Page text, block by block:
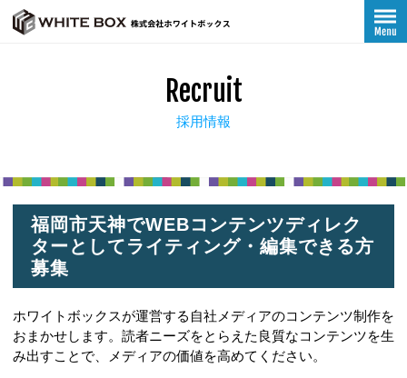
Recruit
採用情報
福岡市天神でWEBコンテンツディレク
ターとしてライティング・編集できる方
募集
ホワイトボックスが運営する自社メディアのコンテンツ制作を
おまかせします。読者ニーズをとらえた良質なコンテンツを生
み出すことで、メディアの価値を高めてください。